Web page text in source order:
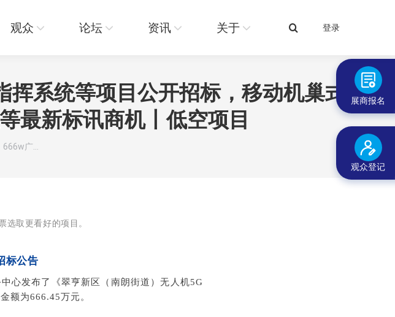
观众 论坛 资讯 关于
搜
登录
系统等项目公开招标，移动机巢式
最新标讯商机丨低空项目
666w广…
选取更看好的项目。
标公告
心发布了《翠亨新区（南朗街道）无人机5G
额为666.45万元。
展商报名
观众登记
论坛 资讯 关于
搜